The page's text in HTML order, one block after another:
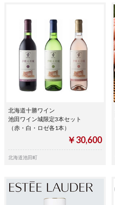
北海道十勝ワイン
池田ワイン城限定3本セット
（赤・白・ロゼ各1本）
￥30,600
北海道池田町